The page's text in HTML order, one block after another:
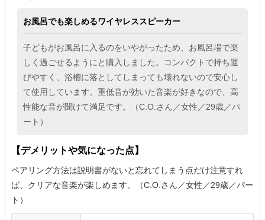
お風呂でも楽しめるワイヤレススピーカー
子どもがお風呂に入るのをいやがったため、お風呂場で楽
しく過ごせるようにと購入しました。コンパクトで持ち運
びやすく、浴槽に落としてしまっても壊れないので安心し
て使用しています。重低音が効いた音楽が好きなので、高
性能な音が聞けて満足です。（C.O.さん／女性／29歳／パ
ート）
【デメリットや気になった点】
ペアリング方法は説明書がないと忘れてしまう点だけ注意すれ
ば、クリアな音楽が楽しめます。（C.O.さん／女性／29歳／パー
ト）